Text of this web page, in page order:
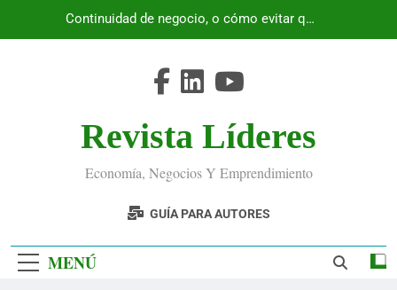
Continuidad de negocio, o cómo evitar que
Revista Líderes
Economía, Negocios Y Emprendimiento
GUÍA PARA AUTORES
MENÚ